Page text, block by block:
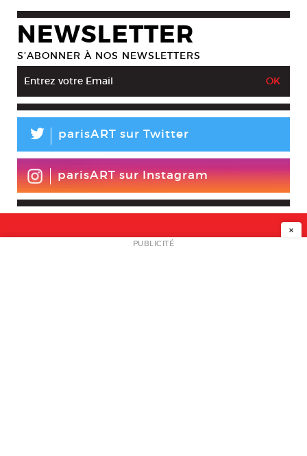
NEWSLETTER
S’ABONNER À NOS NEWSLETTERS
L parisART sur Twitter
parisART sur Instagram
NEWSLETTER
×
PUBLICITÉ